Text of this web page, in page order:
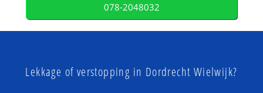
078-2048032
Lekkage of verstopping in Dordrecht Wielwijk?